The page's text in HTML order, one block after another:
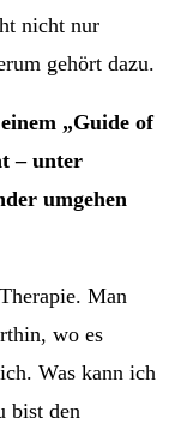
nicht nur
gehört dazu.
„Guide of
– unter
umgehen
Man
wo es
Was kann ich
bist den